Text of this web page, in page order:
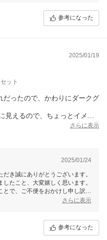
ございました。
参考になった
2025/01/19
ット
だったので、かわりにダークグ
えるので、ちょっとイメー
ことなく使える色ではあり
さらに表示
2025/01/24
き誠にありがとうございます。
たこと、大変嬉しく思います。
で、ご不便をおかけし申し訳ご
後の商品開発の参考にさせていた
さらに表示
参考になった